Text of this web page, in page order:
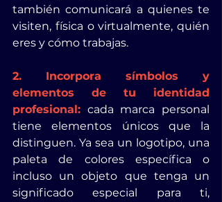
también comunicará a quienes te
visiten, física o virtualmente, quién
eres y cómo trabajas.
2. Incorpora símbolos y
elementos de tu identidad
profesional: cada marca personal
tiene elementos únicos que la
distinguen. Ya sea un logotipo, una
paleta de colores específica o
incluso un objeto que tenga un
significado especial para ti,